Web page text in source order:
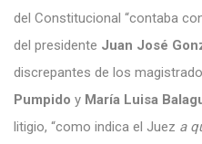
del Constitucional “contaba
del presidente Juan José
discrepantes de los
Pumpido y María Luisa
litigio, “como indica el Juez a